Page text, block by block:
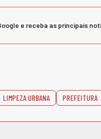
e receba as principais
LIMPEZA URBANA PREFEITURA